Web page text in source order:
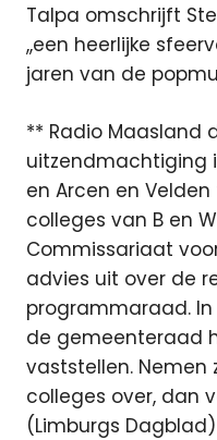
Talpa omschrijft
,,een heerlijke
jaren van de
** Radio Maasland
uitzendmachtiging
en Arcen en Velden
colleges van B en
Commissariaat
advies uit over de
programmaraad.
de gemeenteraad
vaststellen. Nemen
colleges over, dan
(Limburgs Dagblad)